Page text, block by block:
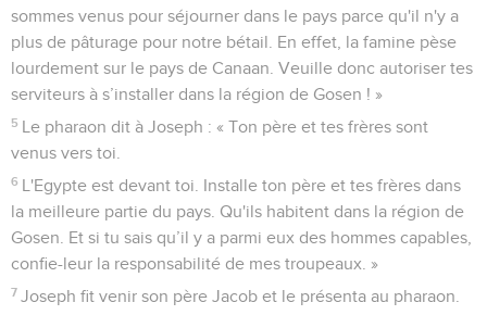
sommes venus pour séjourner dans le pays parce qu'il n'y a
plus de pâturage pour notre bétail. En effet, la famine pèse
lourdement sur le pays de Canaan. Veuille donc autoriser tes
serviteurs à s’installer dans la région de Gosen ! »
5 Le pharaon dit à Joseph : « Ton père et tes frères sont
venus vers toi.
6 L'Egypte est devant toi. Installe ton père et tes frères dans
la meilleure partie du pays. Qu'ils habitent dans la région de
Gosen. Et si tu sais qu’il y a parmi eux des hommes capables,
confie-leur la responsabilité de mes troupeaux. »
7 Joseph fit venir son père Jacob et le présenta au pharaon.